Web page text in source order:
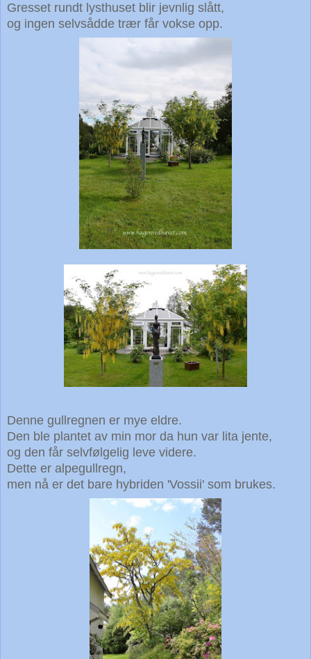
Gresset rundt lysthuset blir jevnlig slått,
og ingen selvsådde trær får vokse opp.
Denne gullregnen er mye eldre.
Den ble plantet av min mor da hun var lita jente,
og den får selvfølgelig leve videre.
Dette er alpegullregn,
men nå er det bare hybriden 'Vossii' som brukes.